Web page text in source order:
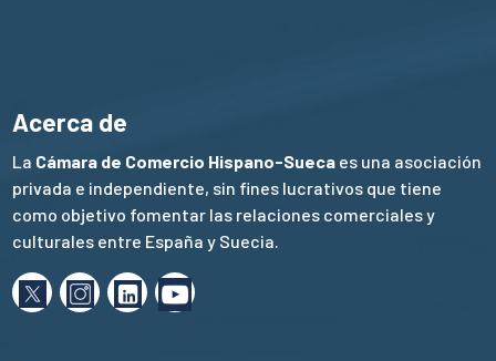
Acerca de
La Cámara de Comercio Hispano-Sueca es una asociación
privada e independiente, sin fines lucrativos que tiene
como objetivo fomentar las relaciones comerciales y
culturales entre España y Suecia.